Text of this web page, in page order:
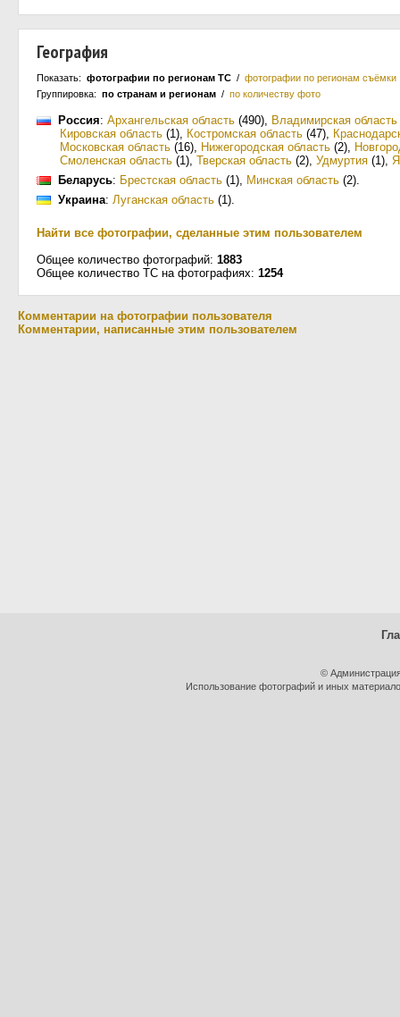
География
Показать: фотографии по регионам ТС / фотографии по регионам съёмки
Группировка: по странам и регионам / по количеству фото
Россия: Архангельская область (490), Владимирская область
Кировская область (1), Костромская область (47),
Московская область (16), Нижегородская область (2),
Смоленская область (1), Тверская область (2), Удмуртия (1),
Беларусь: Брестская область (1), Минская область (2).
Украина: Луганская область (1).
Найти все фотографии, сделанные этим пользователем
Общее количество фотографий: 1883
Общее количество ТС на фотографиях: 1254
Комментарии на фотографии пользователя
Комментарии, написанные этим пользователем
©
Использование фотографий и иных